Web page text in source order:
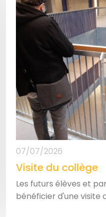
07/07/2026
Visite du collège
Les futurs élèves et
bénéficier d'une visite